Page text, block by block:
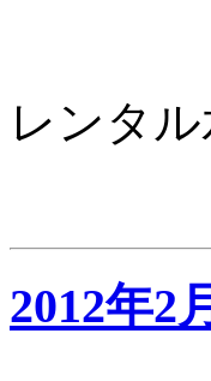
宿
レンタ
2012年2